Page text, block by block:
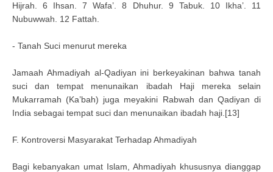
Hijrah. 6 Ihsan. 7 Wafa’. 8 Dhuhur. 9 Tabuk. 10 Ikha’. 11
Nubuwwah. 12 Fattah.
- Tanah Suci menurut mereka
Jamaah Ahmadiyah al-Qadiyan ini berkeyakinan bahwa tanah
suci dan tempat menunaikan ibadah Haji mereka selain
Mukarramah (Ka’bah) juga meyakini Rabwah dan Qadiyan di
India sebagai tempat suci dan menunaikan ibadah haji.[13]
F. Kontroversi Masyarakat Terhadap Ahmadiyah
Bagi kebanyakan umat Islam, Ahmadiyah khususnya dianggap